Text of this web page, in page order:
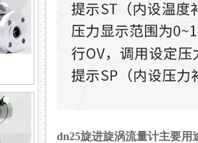
dn25旋进旋涡流量计主要用